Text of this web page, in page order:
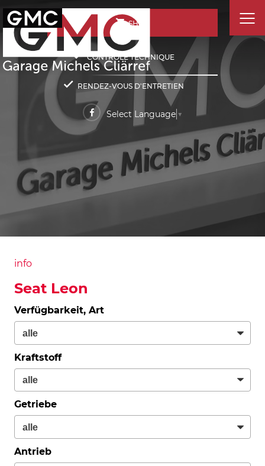
SHOP
CONTRÔLE TECHNIQUE
RENDEZ-VOUS D'ENTRETIEN
Select Language ▼
info
Seat Leon
Verfügbarkeit, Art
Kraftstoff
Getriebe
Antrieb